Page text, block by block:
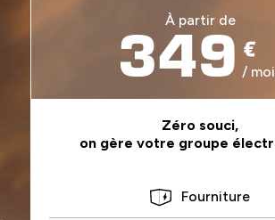
À partir de
349 €
/
Zéro souci,
on gère votre groupe
Fourniture